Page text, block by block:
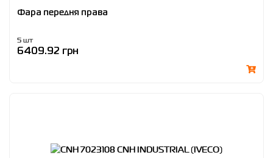
Фара передня права
5 шт
6409.92 грн